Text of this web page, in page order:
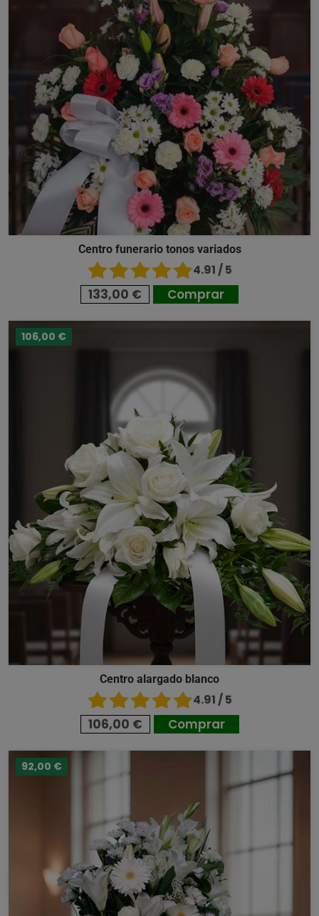
Centro funerario tonos variados
4.91 / 5
133,00 € Comprar
106,00 €
Centro alargado blanco
4.91 / 5
106,00 € Comprar
92,00 €